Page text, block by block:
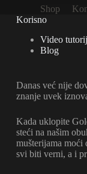
Shop
Korisno
Video
Blog
Danas već nije
znanje uvek
Kada uklopite
steći na našim
mušterijama moći
svi biti verni, a i